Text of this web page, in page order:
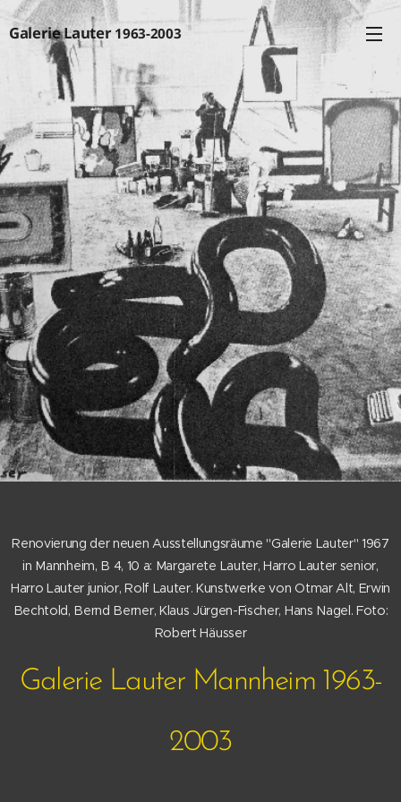
GalerieLauter 1963-2003
Renovierung der neuen Ausstellungsräume "Galerie Lauter" 1967
in Mannheim, B 4, 10 a: Margarete Lauter, Harro Lauter senior,
Harro Lauter junior, Rolf Lauter. Kunstwerke von Otmar Alt, Erwin
Bechtold, Bernd Berner, Klaus Jürgen-Fischer, Hans Nagel. Foto:
Robert Häusser
Galerie Lauter Mannheim 1963-
2003